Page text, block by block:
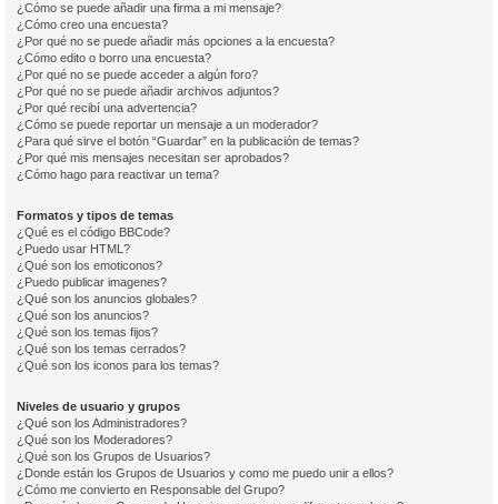
¿Cómo se puede añadir una firma a mi mensaje?
¿Cómo creo una encuesta?
¿Por qué no se puede añadir más opciones a la encuesta?
¿Cómo edito o borro una encuesta?
¿Por qué no se puede acceder a algún foro?
¿Por qué no se puede añadir archivos adjuntos?
¿Por qué recibí una advertencia?
¿Cómo se puede reportar un mensaje a un moderador?
¿Para qué sirve el botón “Guardar” en la publicación de temas?
¿Por qué mis mensajes necesitan ser aprobados?
¿Cómo hago para reactivar un tema?
Formatos y tipos de temas
¿Qué es el código BBCode?
¿Puedo usar HTML?
¿Qué son los emoticonos?
¿Puedo publicar imagenes?
¿Qué son los anuncios globales?
¿Qué son los anuncios?
¿Qué son los temas fijos?
¿Qué son los temas cerrados?
¿Qué son los iconos para los temas?
Niveles de usuario y grupos
¿Qué son los Administradores?
¿Qué son los Moderadores?
¿Qué son los Grupos de Usuarios?
¿Donde están los Grupos de Usuarios y como me puedo unir a ellos?
¿Cómo me convierto en Responsable del Grupo?